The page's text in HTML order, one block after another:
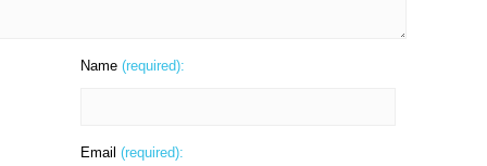
Name (required):
Email (required):